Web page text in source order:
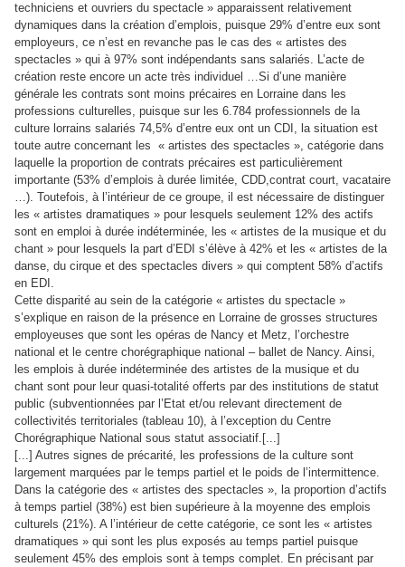
techniciens et ouvriers du spectacle » apparaissent relativement
dynamiques dans la création d’emplois, puisque 29% d’entre eux sont
employeurs, ce n’est en revanche pas le cas des « artistes des
spectacles » qui à 97% sont indépendants sans salariés. L’acte de
création reste encore un acte très individuel …Si d’une manière
générale les contrats sont moins précaires en Lorraine dans les
professions culturelles, puisque sur les 6.784 professionnels de la
culture lorrains salariés 74,5% d’entre eux ont un CDI, la situation est
toute autre concernant les « artistes des spectacles », catégorie dans
laquelle la proportion de contrats précaires est particulièrement
importante (53% d’emplois à durée limitée, CDD,contrat court, vacataire
…). Toutefois, à l’intérieur de ce groupe, il est nécessaire de distinguer
les « artistes dramatiques » pour lesquels seulement 12% des actifs
sont en emploi à durée indéterminée, les « artistes de la musique et du
chant » pour lesquels la part d’EDI s’élève à 42% et les « artistes de la
danse, du cirque et des spectacles divers » qui comptent 58% d’actifs
en EDI.
Cette disparité au sein de la catégorie « artistes du spectacle »
s’explique en raison de la présence en Lorraine de grosses structures
employeuses que sont les opéras de Nancy et Metz, l’orchestre
national et le centre chorégraphique national – ballet de Nancy. Ainsi,
les emplois à durée indéterminée des artistes de la musique et du
chant sont pour leur quasi-totalité offerts par des institutions de statut
public (subventionnées par l’Etat et/ou relevant directement de
collectivités territoriales (tableau 10), à l’exception du Centre
Chorégraphique National sous statut associatif.[...]
[...] Autres signes de précarité, les professions de la culture sont
largement marquées par le temps partiel et le poids de l’intermittence.
Dans la catégorie des « artistes des spectacles », la proportion d’actifs
à temps partiel (38%) est bien supérieure à la moyenne des emplois
culturels (21%). A l’intérieur de cette catégorie, ce sont les « artistes
dramatiques » qui sont les plus exposés au temps partiel puisque
seulement 45% des emplois sont à temps complet. En précisant par